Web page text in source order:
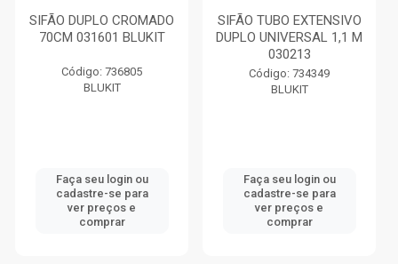
SIFÃO DUPLO CROMADO
70CM 031601 BLUKIT
Código: 736805
BLUKIT
Faça seu login ou
cadastre-se para
ver preços e
comprar
SIFÃO TUBO EXTENSIVO
DUPLO UNIVERSAL 1,1 M
030213
Código: 734349
BLUKIT
Faça seu login ou
cadastre-se para
ver preços e
comprar